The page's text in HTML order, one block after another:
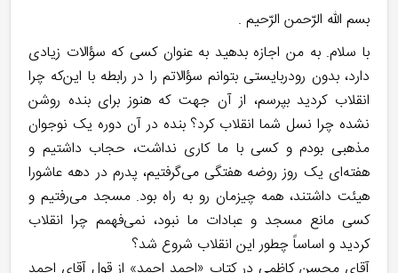
بسم الله الرّحمن الرّحیم .
با سلام. به من اجازه بدهید به عنوان کسی که سؤالات زیادی
دارد، بدون رودربایستی بتوانم سؤالاتم را در رابطه با این‌که چرا
انقلاب کردید بپرسم، از آن جهت که هنوز برای بنده روشن
نشده چرا نسل شما انقلاب کرد؟ بنده در آن دوره یک نوجوان
مذهبی بودم و کسی با ما کاری نداشت، حجاب داشتیم و
هفته‌ای یک روز روضه هفتگی می‌گرفتیم، پدرم در دهه عاشورا
هیئت داشتند، همه چیزمان رو به راه بود. مسجد می‌رفتیم و
کسی مانع مسجد و عبادات ما نبود، نمی‌فهمم چرا انقلاب
کردید و اساساً چطور این انقلاب شروع شد؟